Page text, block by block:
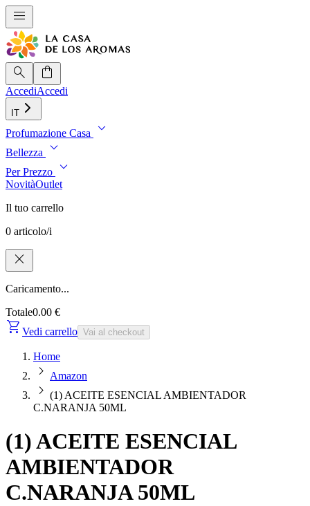
menu
search shopping_bag
AccediAccedi
IT
Profumazione Casa expand_more
Bellezza expand_more
Per Prezzo expand_more
NovitàOutlet
Il tuo carrello
0 articolo/i
close
Caricamento...
Totale0.00 €
shopping_cart Vedi carrello Vai al checkout
Home
chevron_right Amazon
chevron_right (1) ACEITE ESENCIAL AMBIENTADOR
C.NARANJA 50ML
(1) ACEITE ESENCIAL
AMBIENTADOR
C.NARANJA 50ML